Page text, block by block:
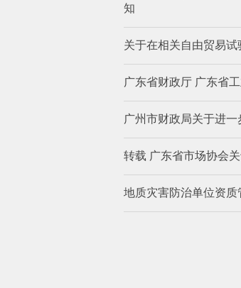
知
关于在相关自由贸易
广东省财政厅 广东省
广州市财政局关于进
转载 广东省市场协会
地质灾害防治单位资质